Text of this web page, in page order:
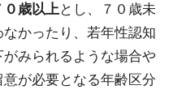
０歳以上とし、７０歳未
かったり、若年性認知
みられるような場合や
が必要となる年齢区分